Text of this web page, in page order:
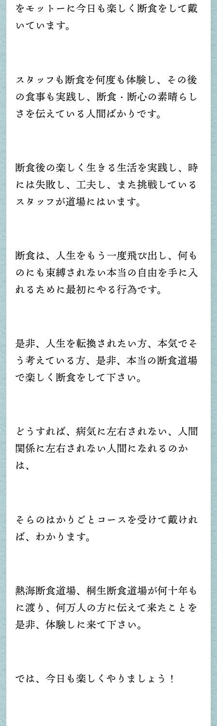
をモットーに今日も楽しく断食をして戴
いています。
スタッフも断食を何度も体験し、その後
の食事も実践し、断食・断心の素晴らし
さを伝えている人間ばかりです。
断食後の楽しく生きる生活を実践し、時
には失敗し、工夫し、また挑戦している
スタッフが道場にはいます。
断食は、人生をもう一度飛び出し、何も
のにも束縛されない本当の自由を手に入
れるために最初にやる行為です。
是非、人生を転換されたい方、本気でそ
う考えている方、是非、本当の断食道場
で楽しく断食をして下さい。
どうすれば、病気に左右されない、人間
関係に左右されない人間になれるのか
は、
そらのはかりごとコースを受けて戴けれ
ば、わかります。
熱海断食道場、桐生断食道場が何十年も
に渡り、何万人の方に伝えて来たことを
是非、体験しに来て下さい。
では、今日も楽しくやりましょう！